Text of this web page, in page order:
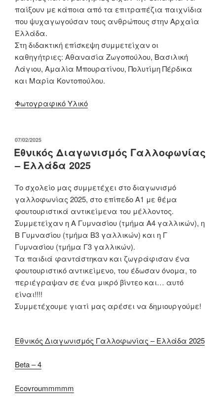
παίξουν με κάποια από τα επιτραπέζια παιχνίδια
που ψυχαγωγούσαν τους ανθρώπους στην Αρχαία
Ελλάδα.
Στη διδακτική επίσκεψη συμμετείχαν οι
καθηγήτριες: Αθανασία Ζωγοπούλου, Βασιλική
Λάγιου, Αμαλία Μπουρατίνου, Πολυτίμη Πέρδικα
και Μαρία Κοντοπούλου.
Φωτογραφικό Υλικό
ΔΗΜΟΣΙΕΎΤΗΚΕ
ΣΤΙΣ
07/02/2025
Εθνικός Διαγωνισμός Γαλλοφωνίας
– Ελλάδα 2025
Το σχολείο μας συμμετέχει στο διαγωνισμό
γαλλοφωνίας 2025, στο επίπεδο Α1 με θέμα
φουτουριστικά αντικείμενα του μέλλοντος.
Συμμετείχαν η Α Γυμνασίου (τμήμα Α4 γαλλικών), η
Β Γυμνασίου (τμήμα Β3 γαλλικών) και η Γ
Γυμνασίου (τμήμα Γ3 γαλλικών).
Τα παιδιά φαντάστηκαν και ζωγράφισαν ένα
φουτουριστικό αντικείμενο, του έδωσαν όνομα, το
περιέγραψαν σε ένα μικρό βίντεο και… αυτό
είναι!!!!
Συμμετέχουμε γιατί μας αρέσει να δημιουργούμε!
Εθνικός Διαγωνισμός Γαλλοφωνίας – Ελλάδα 2025
Beta – 4
Ecovroummmmm